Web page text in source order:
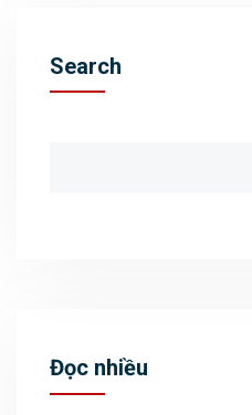
Search
Đọc nhiều